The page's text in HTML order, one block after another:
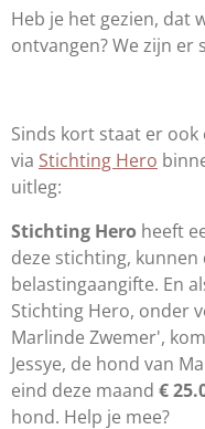
Heb je het gezien, dat
ontvangen? We zijn er
Sinds kort staat er
via Stichting Hero
uitleg:
Stichting Hero heeft
deze stichting,
belastingaangifte. En
Stichting Hero, onder
Marlinde Zwemer',
Jessye, de hond van
eind deze maand €
hond. Help je mee?